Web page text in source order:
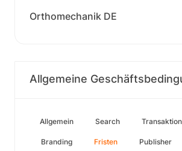
Orthomechanik DE
Allgemeine
Allgemein Search
Branding Fristen Publisher